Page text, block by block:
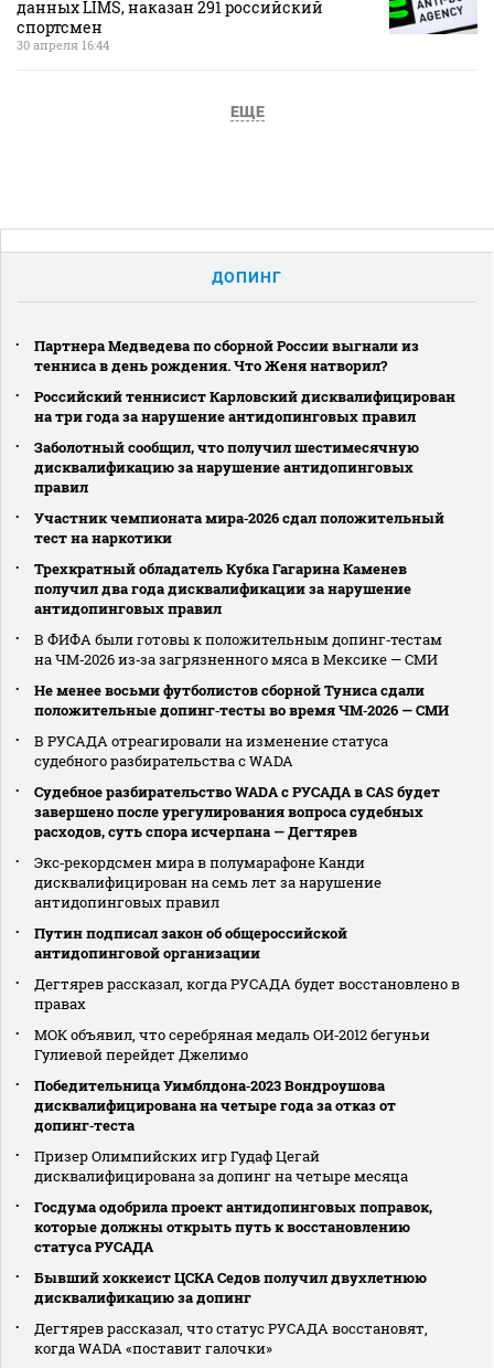
данных LIMS, наказан 291 российский
спортсмен
30 апреля 16:44
ЕЩЕ
ДОПИНГ
Партнера Медведева по сборной России выгнали из
тенниса в день рождения. Что Женя натворил?
Российский теннисист Карловский дисквалифицирован
на три года за нарушение антидопинговых правил
Заболотный сообщил, что получил шестимесячную
дисквалификацию за нарушение антидопинговых
правил
Участник чемпионата мира‑2026 сдал положительный
тест на наркотики
Трехкратный обладатель Кубка Гагарина Каменев
получил два года дисквалификации за нарушение
антидопинговых правил
В ФИФА были готовы к положительным допинг‑тестам
на ЧМ‑2026 из‑за загрязненного мяса в Мексике — СМИ
Не менее восьми футболистов сборной Туниса сдали
положительные допинг‑тесты во время ЧМ‑2026 — СМИ
В РУСАДА отреагировали на изменение статуса
судебного разбирательства с WADA
Судебное разбирательство WADA с РУСАДА в CAS будет
завершено после урегулирования вопроса судебных
расходов, суть спора исчерпана — Дегтярев
Экс‑рекордсмен мира в полумарафоне Канди
дисквалифицирован на семь лет за нарушение
антидопинговых правил
Путин подписал закон об общероссийской
антидопинговой организации
Дегтярев рассказал, когда РУСАДА будет восстановлено в
правах
МОК объявил, что серебряная медаль ОИ‑2012 бегуньи
Гулиевой перейдет Джелимо
Победительница Уимблдона‑2023 Вондроушова
дисквалифицирована на четыре года за отказ от
допинг‑теста
Призер Олимпийских игр Гудаф Цегай
дисквалифицирована за допинг на четыре месяца
Госдума одобрила проект антидопинговых поправок,
которые должны открыть путь к восстановлению
статуса РУСАДА
Бывший хоккеист ЦСКА Седов получил двухлетнюю
дисквалификацию за допинг
Дегтярев рассказал, что статус РУСАДА восстановят,
когда WADA «поставит галочки»